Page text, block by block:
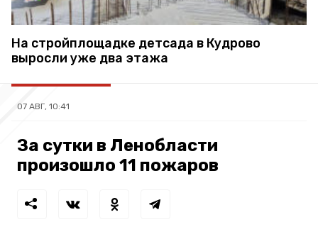
На стройплощадке детсада в Кудрово
выросли уже два этажа
07 АВГ, 10:41
За сутки в Ленобласти
произошло 11 пожаров